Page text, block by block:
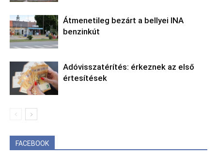
Átmenetileg bezárt a bellyei INA
benzinkút
Adóvisszatérítés: érkeznek az első
értesítések
FACEBOOK